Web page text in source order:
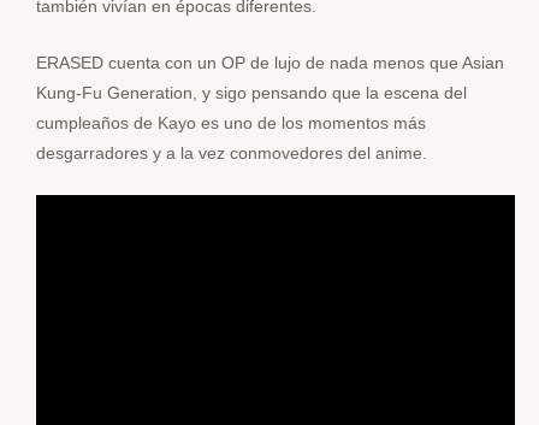
también vivían en épocas diferentes.
ERASED cuenta con un OP de lujo de nada menos que Asian
Kung-Fu Generation, y sigo pensando que la escena del
cumpleaños de Kayo es uno de los momentos más
desgarradores y a la vez conmovedores del anime.